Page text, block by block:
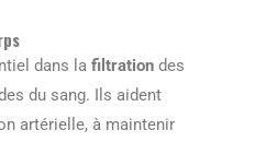
dans la filtration des
du sang. Ils aident
artérielle, à maintenir